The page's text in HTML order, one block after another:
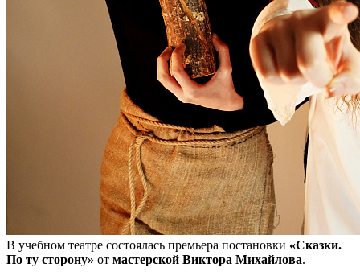
В учебном театре состоялась премьера постановки «Сказки.
По ту сторону» от мастерской Виктора Михайлова.